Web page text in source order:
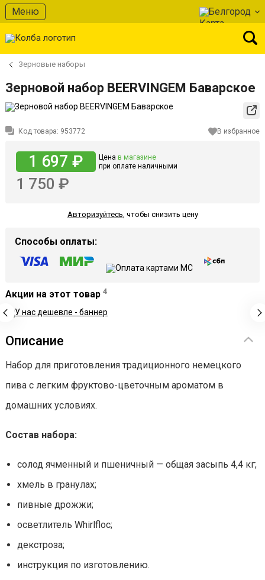
Меню Белгород
Зерновые наборы
Зерновой набор BEERVINGEM Баварское
Код товара: 953772 В избранное
1 697 ₽ Цена в магазине
при оплате наличными
1 750 ₽
Авторизуйтесь, чтобы снизить цену
Способы оплаты:
Акции на этот товар 4
Описание
Набор для приготовления традиционного немецкого
пива с легким фруктово-цветочным ароматом в
домашних условиях.
Состав набора:
солод ячменный и пшеничный — общая засыпь 4,4 кг;
хмель в гранулах;
пивные дрожжи;
осветлитель Whirlfloc;
декстроза;
инструкция по изготовлению.